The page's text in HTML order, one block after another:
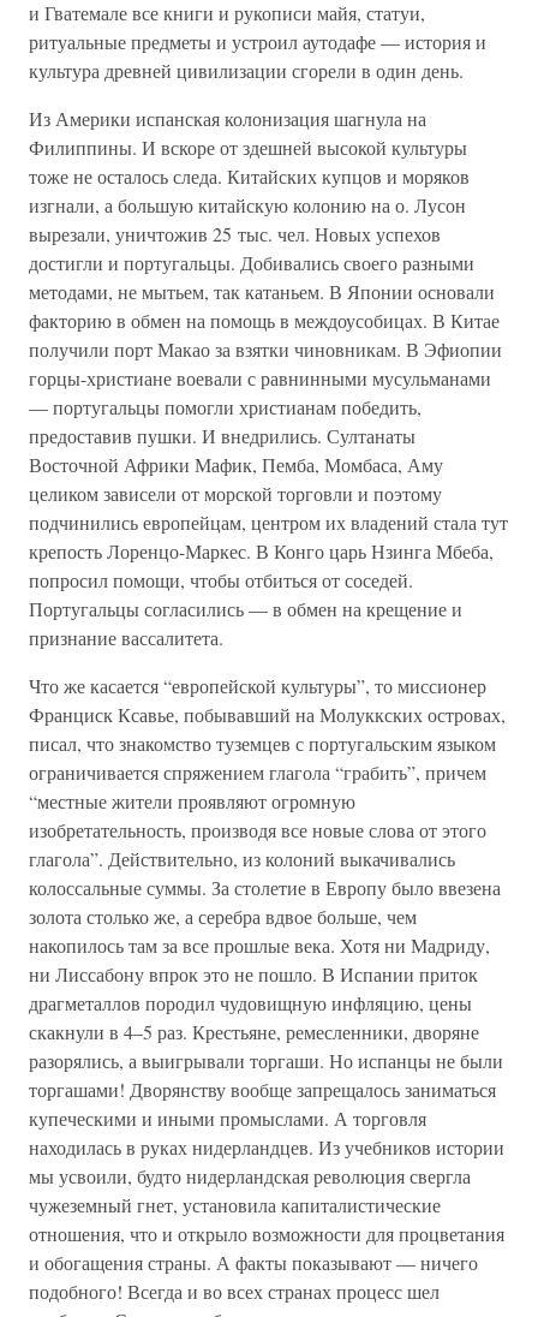
и Гватемале все книги и рукописи майя, статуи,
ритуальные предметы и устроил аутодафе — история и
культура древней цивилизации сгорели в один день.
Из Америки испанская колонизация шагнула на
Филиппины. И вскоре от здешней высокой культуры
тоже не осталось следа. Китайских купцов и моряков
изгнали, а большую китайскую колонию на о. Лусон
вырезали, уничтожив 25 тыс. чел. Новых успехов
достигли и португальцы. Добивались своего разными
методами, не мытьем, так катаньем. В Японии основали
факторию в обмен на помощь в междоусобицах. В Китае
получили порт Макао за взятки чиновникам. В Эфиопии
горцы-христиане воевали с равнинными мусульманами
— португальцы помогли христианам победить,
предоставив пушки. И внедрились. Султанаты
Восточной Африки Мафик, Пемба, Момбаса, Аму
целиком зависели от морской торговли и поэтому
подчинились европейцам, центром их владений стала тут
крепость Лоренцо-Маркес. В Конго царь Нзинга Мбеба,
попросил помощи, чтобы отбиться от соседей.
Португальцы согласились — в обмен на крещение и
признание вассалитета.
Что же касается “европейской культуры”, то миссионер
Франциск Ксавье, побывавший на Молуккских островах,
писал, что знакомство туземцев с португальским языком
ограничивается спряжением глагола “грабить”, причем
“местные жители проявляют огромную
изобретательность, производя все новые слова от этого
глагола”. Действительно, из колоний выкачивались
колоссальные суммы. За столетие в Европу было ввезена
золота столько же, а серебра вдвое больше, чем
накопилось там за все прошлые века. Хотя ни Мадриду,
ни Лиссабону впрок это не пошло. В Испании приток
драгметаллов породил чудовищную инфляцию, цены
скакнули в 4–5 раз. Крестьяне, ремесленники, дворяне
разорялись, а выигрывали торгаши. Но испанцы не были
торгашами! Дворянству вообще запрещалось заниматься
купеческими и иными промыслами. А торговля
находилась в руках нидерландцев. Из учебников истории
мы усвоили, будто нидерландская революция свергла
чужеземный гнет, установила капиталистические
отношения, что и открыло возможности для процветания
и обогащения страны. А факты показывают — ничего
подобного! Всегда и во всех странах процесс шел